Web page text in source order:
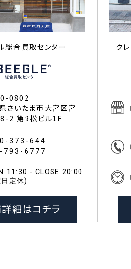
総合買取センター
0802
さいたま市大宮区宮
2 第9松ビル1F
373-644
793-6777
11:30 - CLOSE 20:00
定休)
細はコチラ
ク